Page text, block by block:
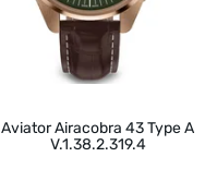
Aviator Airacobra 43 Type A
V.1.38.2.319.4